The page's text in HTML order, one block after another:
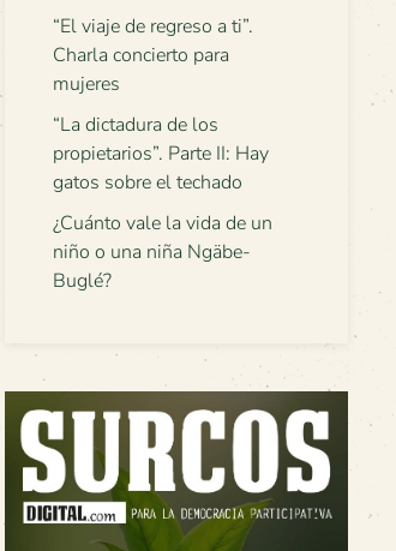
“El viaje de regreso a ti”.
Charla concierto para
mujeres
“La dictadura de los
propietarios”. Parte II: Hay
gatos sobre el techado
¿Cuánto vale la vida de un
niño o una niña Ngäbe-
Buglé?